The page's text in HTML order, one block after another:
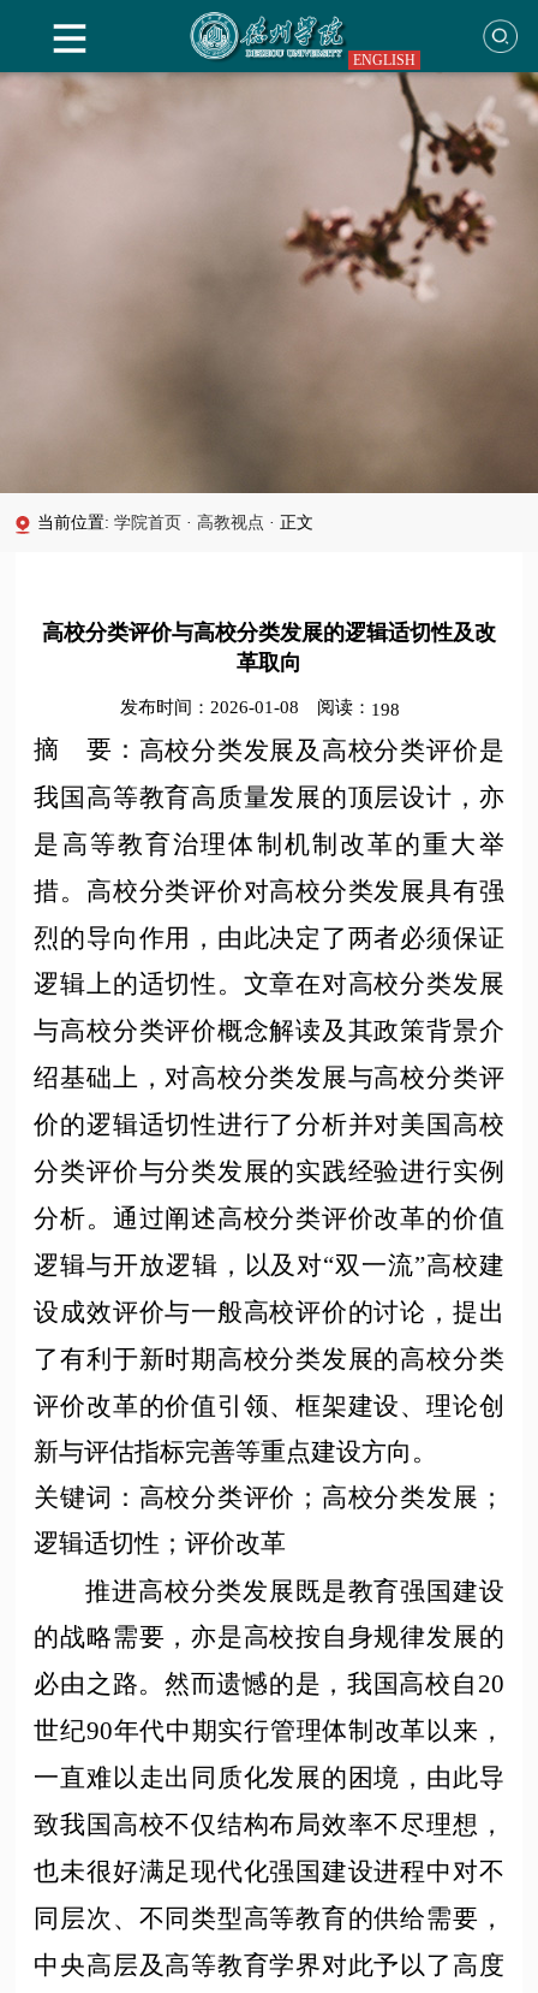
ENGLISH
当前位置:学院首页 · 高教视点 · 正文
高校分类评价与高校分类发展的逻辑适切性及改
革取向
发布时间：2026-01-08 阅读： 198
摘 要 ： 高校分类发展及高校分类评价是
我国高等教育高质量发展的顶层设计，亦
是高等教育治理体制机制改革的重大举
措。高校分类评价对高校分类发展具有强
烈的导向作用，由此决定了两者必须保证
逻辑上的适切性。文章在对高校分类发展
与高校分类评价概念解读及其政策背景介
绍基础上，对高校分类发展与高校分类评
价的逻辑适切性进行了分析并对美国高校
分类评价与分类发展的实践经验进行实例
分析。通过阐述高校分类评价改革的价值
逻辑与开放逻辑，以及对“双一流”高校建
设成效评价与一般高校评价的讨论，提出
了有利于新时期高校分类发展的高校分类
评价改革的价值引领、框架建设、理论创
新与评估指标完善等重点建设方向。
关键词 ： 高校分类评价；高校分类发展；
逻辑适切性；评价改革
推进高校分类发展既是教育强国建设
的战略需要，亦是高校按自身规律发展的
必由之路。然而遗憾的是，我国高校自 20
世纪90年代中期实行管理体制改革以来，
一直难以走出同质化发展的困境，由此导
致我国高校不仅结构布局效率不尽理想，
也未很好满足现代化强国建设进程中对不
同层次、不同类型高等教育的供给需要，
中央高层及高等教育学界对此予以了高度